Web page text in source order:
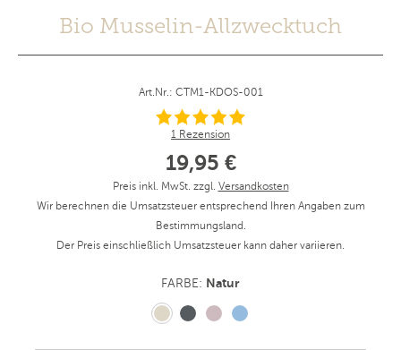
Bio Musselin-Allzwecktuch
Art.Nr.: CTM1-KDOS-001
1 Rezension
19,95 €
Preis inkl. MwSt. zzgl. Versandkosten
Wir berechnen die Umsatzsteuer entsprechend Ihren Angaben zum
Bestimmungsland.
Der Preis einschließlich Umsatzsteuer kann daher variieren.
FARBE: Natur